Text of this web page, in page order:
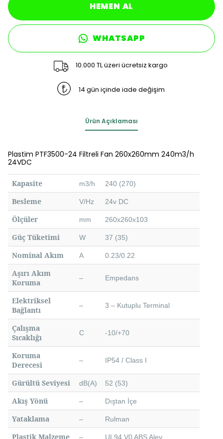
HEMEN AL
WHATSAPP
10.000 TL üzeri ücretsiz kargo
14 gün içinde iade değişim
Ürün Açıklaması
Plastim PTF3500-24 Filtreli Fan 260x260mm 240m3/h
24VDC
Kapasite m3/h 240 (270)
Besleme V/Hz 24v DC
Ölçüler mm 260x260x103
Güç Tüketimi W 37 (35)
Nominal Akım A 0.23/0.22
Aşırı Akım
Koruma
– Empedans
Elektriksel
Bağlantı
– 3 – Kutuplu Terminal
Çalışma
Sıcaklığı
C -10/+70
Koruma
Derecesi
– IP54 / Class I
Gürültü Seviyesi dB(A) 52 (53)
Akış Yönü – Dıştan İçe
Yataklama – Rulman
Plastik Malzeme – UL94 V0 ABS Alev